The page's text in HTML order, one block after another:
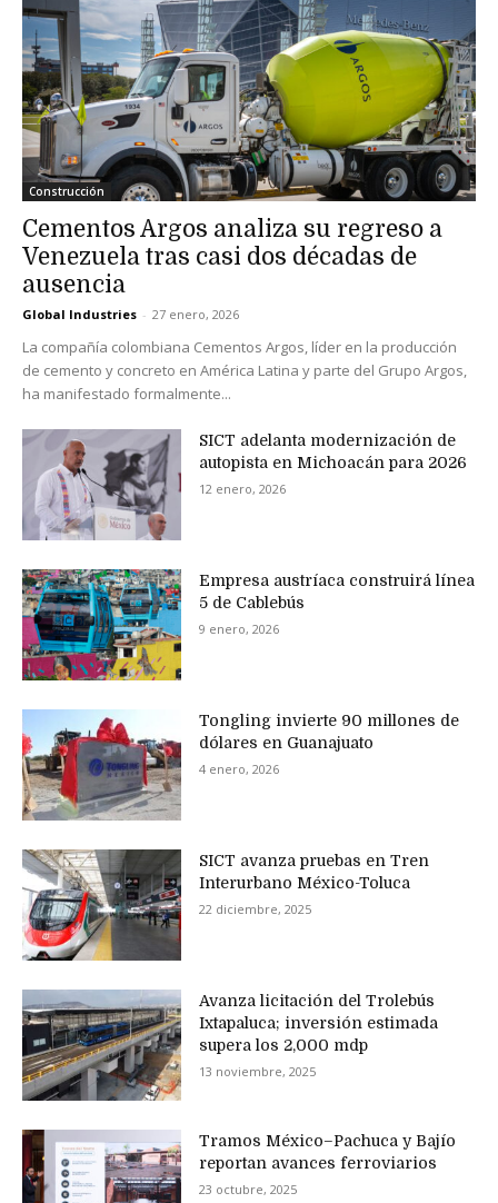
Construcción
Cementos Argos analiza su regreso a
Venezuela tras casi dos décadas de
ausencia
Global Industries - 27 enero, 2026
La compañía colombiana Cementos Argos, líder en la producción
de cemento y concreto en América Latina y parte del Grupo Argos,
ha manifestado formalmente...
SICT adelanta modernización de
autopista en Michoacán para 2026
12 enero, 2026
Empresa austríaca construirá línea
5 de Cablebús
9 enero, 2026
Tongling invierte 90 millones de
dólares en Guanajuato
4 enero, 2026
SICT avanza pruebas en Tren
Interurbano México-Toluca
22 diciembre, 2025
Avanza licitación del Trolebús
Ixtapaluca; inversión estimada
supera los 2,000 mdp
13 noviembre, 2025
Tramos México–Pachuca y Bajío
reportan avances ferroviarios
23 octubre, 2025